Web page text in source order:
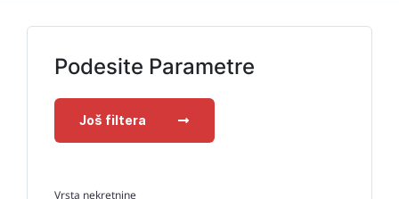
Podesite Parametre
Još filtera
Vrsta nekretnine